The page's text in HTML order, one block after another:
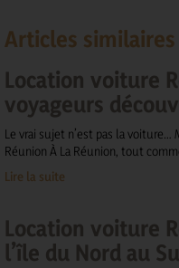
Articles similaires
Location voiture
voyageurs
Le vrai sujet n’est pas la voiture…
Réunion À La Réunion, tout
Lire la suite
Location voiture
l’île du Nord au